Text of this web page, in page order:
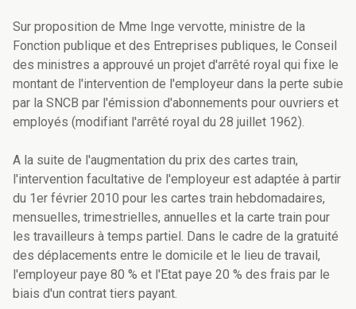
Sur proposition de Mme Inge vervotte, ministre de la
Fonction publique et des Entreprises publiques, le Conseil
des ministres a approuvé un projet d'arrêté royal qui fixe le
montant de l'intervention de l'employeur dans la perte subie
par la SNCB par l'émission d'abonnements pour ouvriers et
employés (modifiant l'arrêté royal du 28 juillet 1962).
A la suite de l'augmentation du prix des cartes train,
l'intervention facultative de l'employeur est adaptée à partir
du 1er février 2010 pour les cartes train hebdomadaires,
mensuelles, trimestrielles, annuelles et la carte train pour
les travailleurs à temps partiel. Dans le cadre de la gratuité
des déplacements entre le domicile et le lieu de travail,
l'employeur paye 80 % et l'Etat paye 20 % des frais par le
biais d'un contrat tiers payant.